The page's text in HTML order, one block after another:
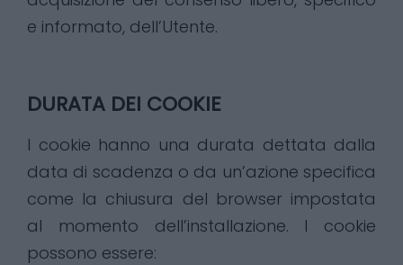
e informato, dell’Utente.
DURATA DEI COOKIE
I cookie hanno una durata dettata dalla
data di scadenza o da un’azione specifica
come la chiusura del browser impostata
al momento dell’installazione. I cookie
possono essere: